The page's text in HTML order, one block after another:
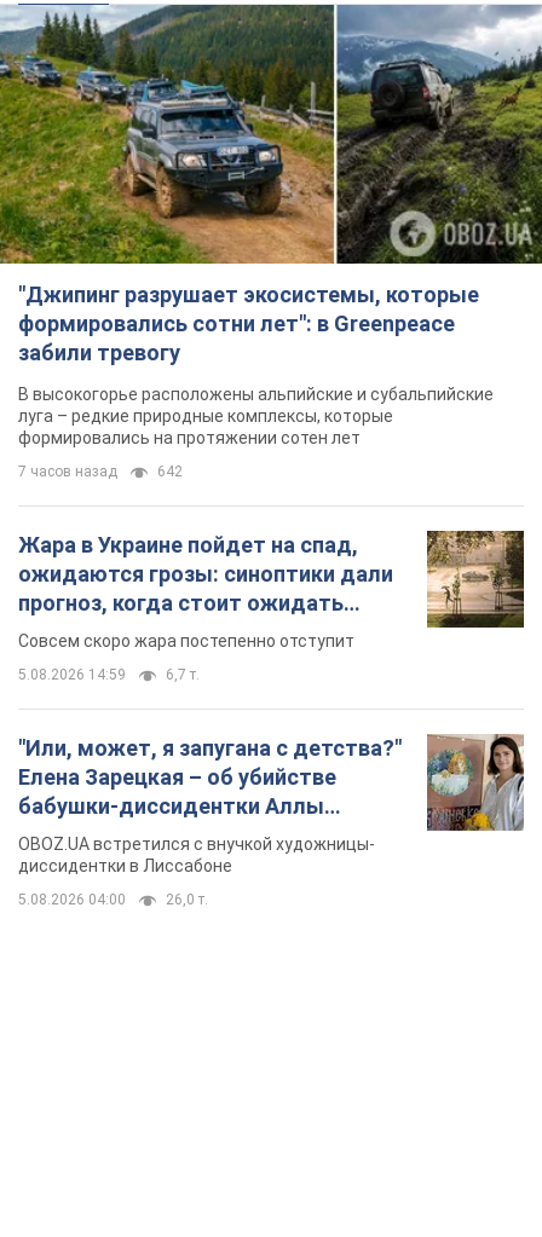
"Джипинг разрушает экосистемы, которые
формировались сотни лет": в Greenpeace
забили тревогу
В высокогорье расположены альпийские и субальпийские
луга – редкие природные комплексы, которые
формировались на протяжении сотен лет
7 часов назад 642
Жара в Украине пойдет на спад,
ожидаются грозы: синоптики дали
прогноз, когда стоит ожидать
изменения погоды
Совсем скоро жара постепенно отступит
5.08.2026 14:59 6,7 т.
"Или, может, я запугана с детства?"
Елена Зарецкая – об убийстве
бабушки-диссидентки Аллы
Горской, критике сына Стуса и
бегстве в Португалию с пятью
детьми
OBOZ.UA встретился с внучкой художницы-
диссидентки в Лиссабоне
5.08.2026 04:00 26,0 т.